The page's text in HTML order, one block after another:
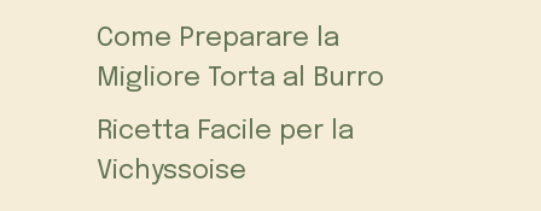
Come Preparare la
Migliore Torta al Burro
Ricetta Facile per la
Vichyssoise